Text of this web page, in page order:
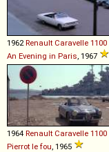
1962 Renault Caravelle 1100
An Evening in Paris , 1967
1964 Renault Caravelle 1100
Pierrot le fou , 1965